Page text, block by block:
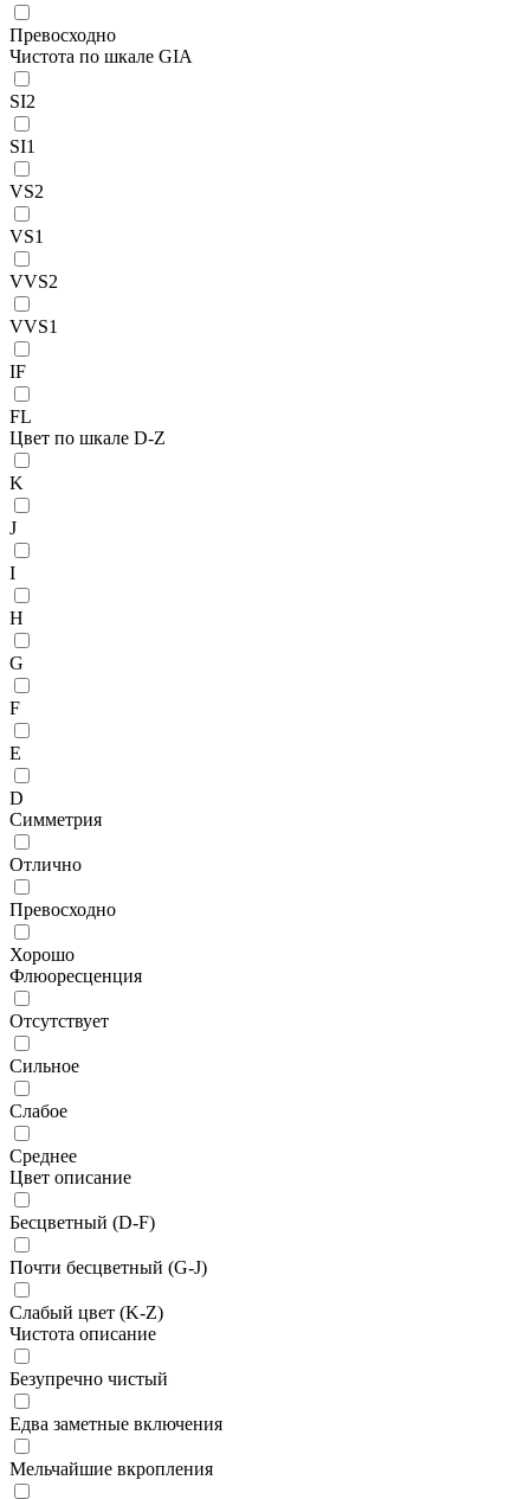
Превосходно
Чистота по шкале GIA
SI2
SI1
VS2
VS1
VVS2
VVS1
IF
FL
Цвет по шкале D-Z
K
J
I
H
G
F
E
D
Симметрия
Отлично
Превосходно
Хорошо
Флюоресценция
Отсутствует
Сильное
Слабое
Среднее
Цвет описание
Бесцветный (D-F)
Почти бесцветный (G-J)
Слабый цвет (K-Z)
Чистота описание
Безупречно чистый
Едва заметные включения
Мельчайшие вкропления